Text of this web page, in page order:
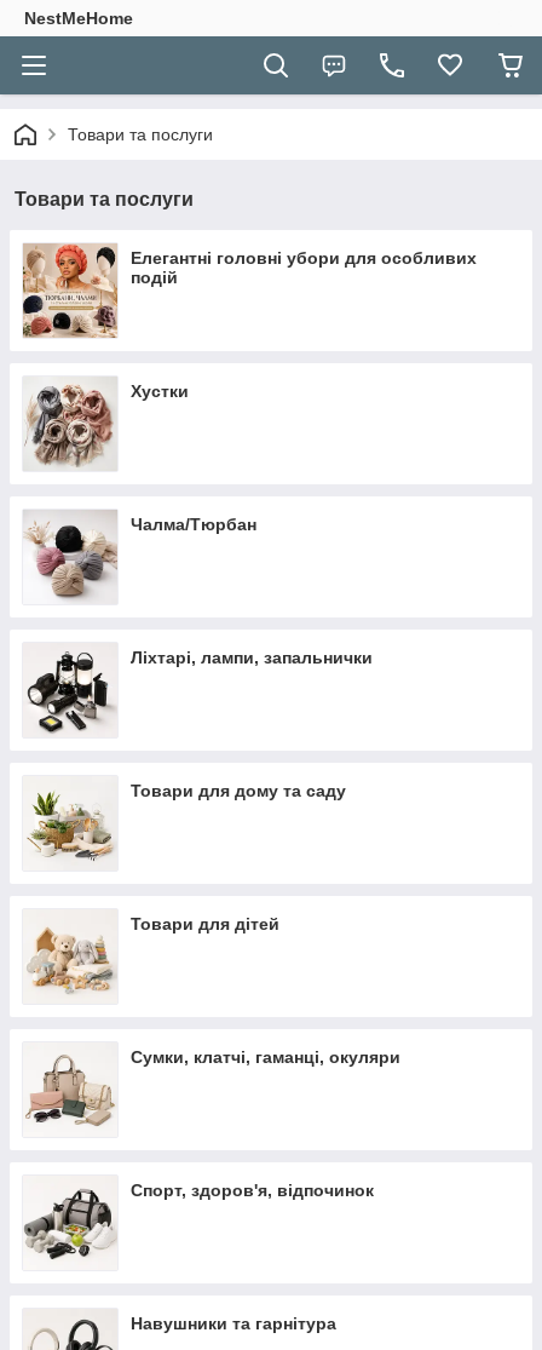
NestMeHome
Товари та послуги
Товари та послуги
Елегантні головні убори для особливих
подій
Хустки
Чалма/Тюрбан
Ліхтарі, лампи, запальнички
Товари для дому та саду
Товари для дітей
Сумки, клатчі, гаманці, окуляри
Спорт, здоров'я, відпочинок
Навушники та гарнітура